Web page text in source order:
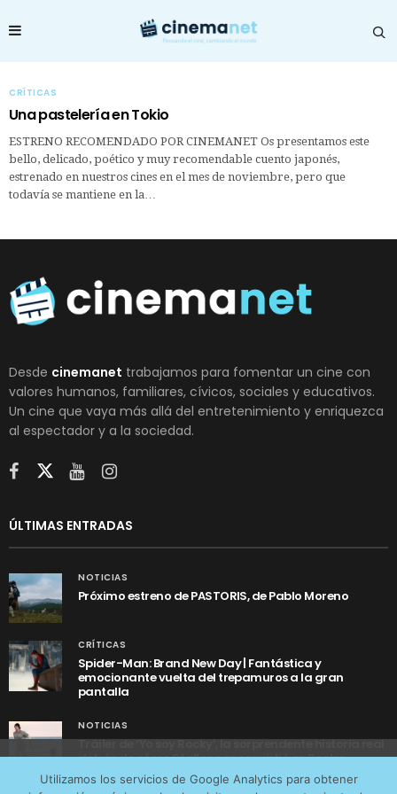
CRÍTICAS
Una pastelería en Tokio
ESTRENO RECOMENDADO POR CINEMANET Os presentamos este
bello, delicado, poético y muy recomendable cuento japonés,
estrenado en nuestros cines en el mes de noviembre, pero que
todavía se mantiene en la…
Desde cinemanet trabajamos para fomentar un cine con
valores humanos, familiares, cívicos, sociales y educativos.
Un cine que vaya más allá del entretenimiento y enriquezca
al espectador y a la sociedad.
ÚLTIMAS ENTRADAS
NOTICIAS
Próximo estreno de PASTORIS, de Pablo Moreno
CRÍTICAS
Spider-Man: Brand New Day | Fantástica y
emocionante vuelta del trepamuros a la gran
pantalla
NOTICIAS
Tráiler de ‘Yo soy Rocky’, la sorprendente historia real
detrás de cómo Stallone se convirtió en Rocky
Utilizamos los servicios de Google Analytics para obtener
tráfico web que recibimos y conocer los servicios que